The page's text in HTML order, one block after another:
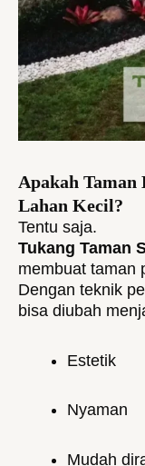
Apakah Taman
Lahan Kecil?
Tentu saja.
Tukang Taman
membuat taman
Dengan teknik
bisa diubah
Estetik
Nyaman
Mudah